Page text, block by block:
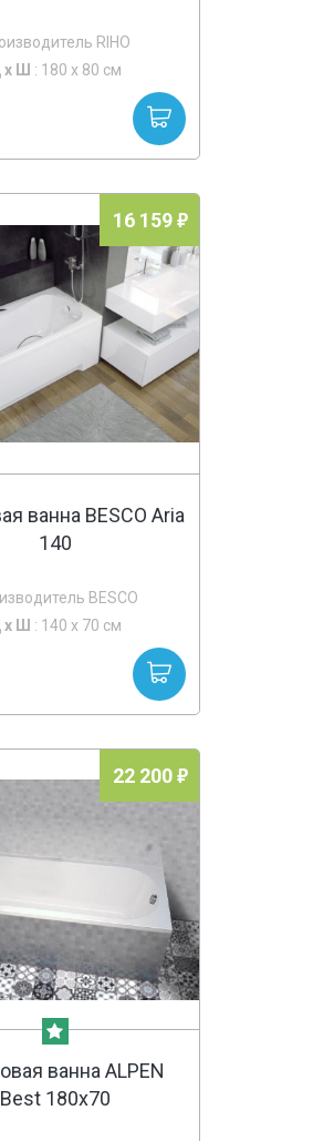
RIHO
х Ш : 180 x 80 см
16 159
ванна BESCO Aria
140
BESCO
х Ш : 140 x 70 см
22 200
ванна ALPEN
Best 180х70